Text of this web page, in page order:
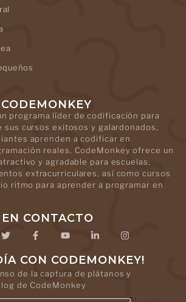
programa líder de codificación para
sus cursos exitosos y galardonados,
aprenden a codificar en
reales. CodeMonkey ofrece un
y agradable para escuelas,
extracurriculares, así como cursos
ritmo para aprender a programar en
CONTACTO
CON CODEMONKEY!
de la captura de plátanos y
de CodeMonkey